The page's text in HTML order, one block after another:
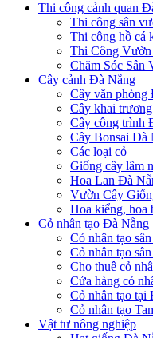
Thi công cảnh quan
Thi công sân
Thi công hồ cá
Thi Công
Chăm Sóc Sân
Cây cảnh Đà Nẵng
Cây văn phòng
Cây khai
Cây công trình
Cây Bonsai Đà
Các loại cỏ
Giống cây lâm
Hoa Lan Đà
Vườn Cây
Hoa kiểng, hoa
Cỏ nhân tạo Đà Nẵng
Cỏ nhân tạo
Cỏ nhân tạo
Cho thuê cỏ
Cửa hàng cỏ
Cỏ nhân tạo tại
Cỏ nhân tạo
Vật tư nông nghiệp